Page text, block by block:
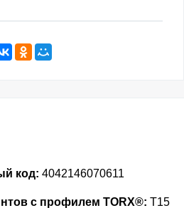
код: 4042146070611
с профилем TORX®: T15